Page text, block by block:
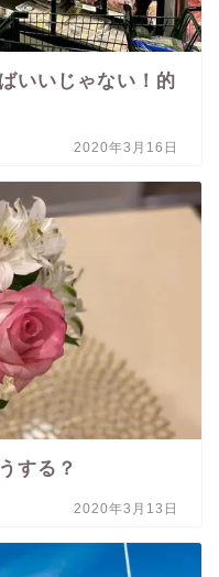
いいじゃない！的
2020年3月16日
する？
2020年3月13日